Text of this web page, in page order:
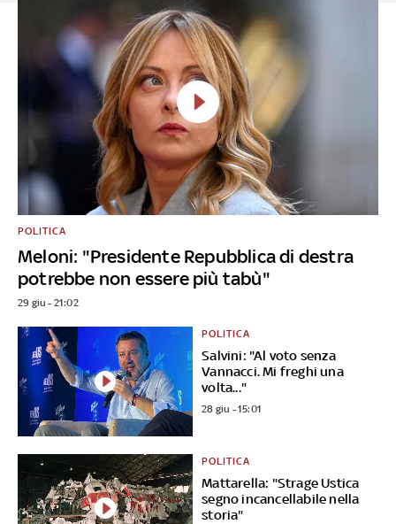
Meloni: "Presidente Repubblica di destra
potrebbe non essere più tabù"
POLITICA
29 giu - 21:02
Salvini: "Al voto senza
Vannacci. Mi freghi una
volta..."
POLITICA
28 giu - 15:01
Mattarella: "Strage Ustica
segno incancellabile nella
storia"
POLITICA